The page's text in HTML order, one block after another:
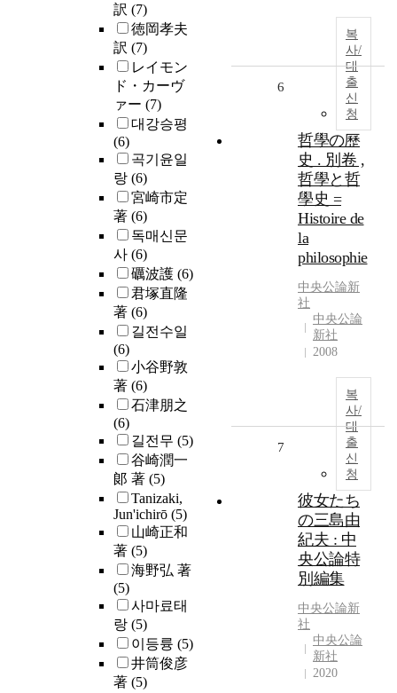
訳 (7)
徳岡孝夫
訳 (7)
レイモン
ド・カーヴ
ァー (7)
대강승평
(6)
곡기윤일
랑 (6)
宮崎市定
著 (6)
독매신문
사 (6)
礪波護 (6)
君塚直隆
著 (6)
길전수일
(6)
小谷野敦
著 (6)
石津朋之
(6)
길전무 (5)
谷崎潤一
郞 著 (5)
Tanizaki,
Jun'ichirō (5)
山崎正和
著 (5)
海野弘 著
(5)
사마료태
랑 (5)
이등륭 (5)
井筒俊彦
著 (5)
복
사/
대
출
신
청
6
哲學の歷
史 . 別卷 ,
哲學と哲
學史 =
Histoire de
la
philosophie
中央公論新
社
中央公論
新社
2008
복
사/
대
출
신
청
7
彼女たち
の三島由
紀夫 : 中
央公論特
別編集
中央公論新
社
中央公論
新社
2020